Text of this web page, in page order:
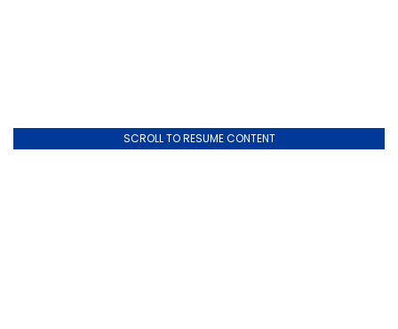
SCROLL TO RESUME CONTENT